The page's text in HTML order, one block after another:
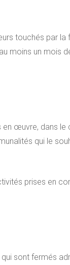
touchés par la
moins un mois
en œuvre, dans
qui le
prises en
qui sont fermés